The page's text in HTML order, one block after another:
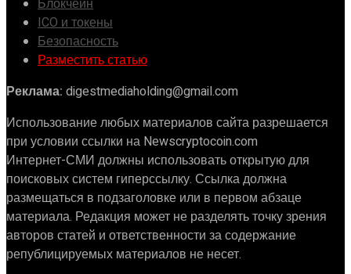
Блокчейн
ICO и токены
Безопасность
Разместить статью
Реклама: digestmediaholding@gmail.com
Использование любых материалов сайта разрешается
при условии ссылки на Newscryptocoin.com
Интернет-СМИ должны использовать открытую для
поисковых систем гиперссылку. Ссылка должна
размещаться в подзаголовке или в первом абзаце
материала. Редакция может не разделять точку зрения
авторов статей и ответственности за содержание
републицируемых материалов не несет.